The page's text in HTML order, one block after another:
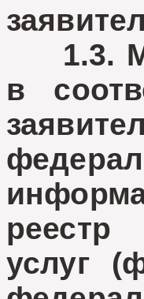
1.3.
в
реестр
услуг